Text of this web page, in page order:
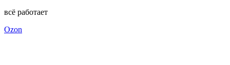
всё работает
Ozon